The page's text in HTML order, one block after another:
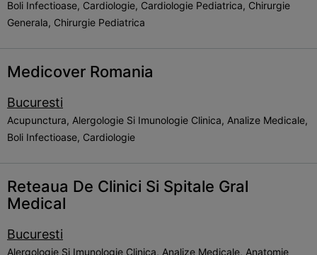
Boli Infectioase, Cardiologie, Cardiologie Pediatrica, Chirurgie
Generala, Chirurgie Pediatrica
Medicover Romania
Bucuresti
Acupunctura, Alergologie Si Imunologie Clinica, Analize Medicale,
Boli Infectioase, Cardiologie
Reteaua De Clinici Si Spitale Gral
Medical
Bucuresti
Alergologie Si Imunologie Clinica, Analize Medicale, Anatomie